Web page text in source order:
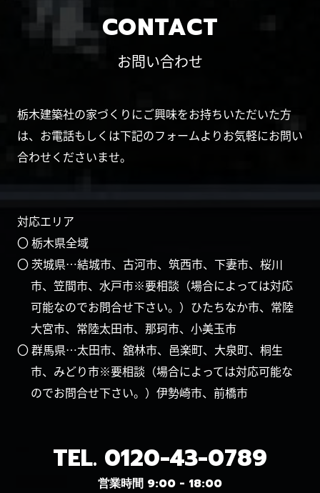
CONTACT
お問い合わせ
栃木建築社の家づくりにご興味をお持ちいただいた方
は、お電話もしくは下記のフォームよりお気軽にお問い
合わせくださいませ。
対応エリア
〇 栃木県全域
〇 茨城県…結城市、古河市、筑西市、下妻市、桜川
市、笠間市、水戸市※要相談（場合によっては対応
可能なのでお問合せ下さい。）ひたちなか市、常陸
大宮市、常陸太田市、那珂市、小美玉市
〇 群馬県…太田市、舘林市、邑楽町、大泉町、桐生
市、みどり市※要相談（場合によっては対応可能な
のでお問合せ下さい。）伊勢崎市、前橋市
TEL. 0120-43-0789
営業時間 9:00 - 18:00